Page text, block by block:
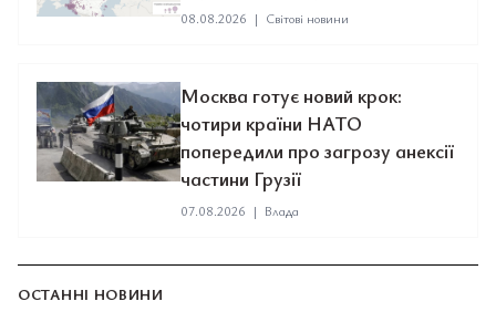
08.08.2026 | Світові новини
Москва готує новий крок:
чотири країни НАТО
попередили про загрозу анексії
частини Грузії
07.08.2026 | Влада
ОСТАННІ НОВИНИ